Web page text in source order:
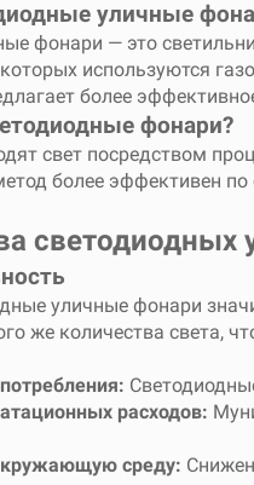
уличные
фонари — это
используются
более
фонари?
свет посредством
более эффективен
светодиодных
уличные фонари
же количества света,
расходов:
среду: